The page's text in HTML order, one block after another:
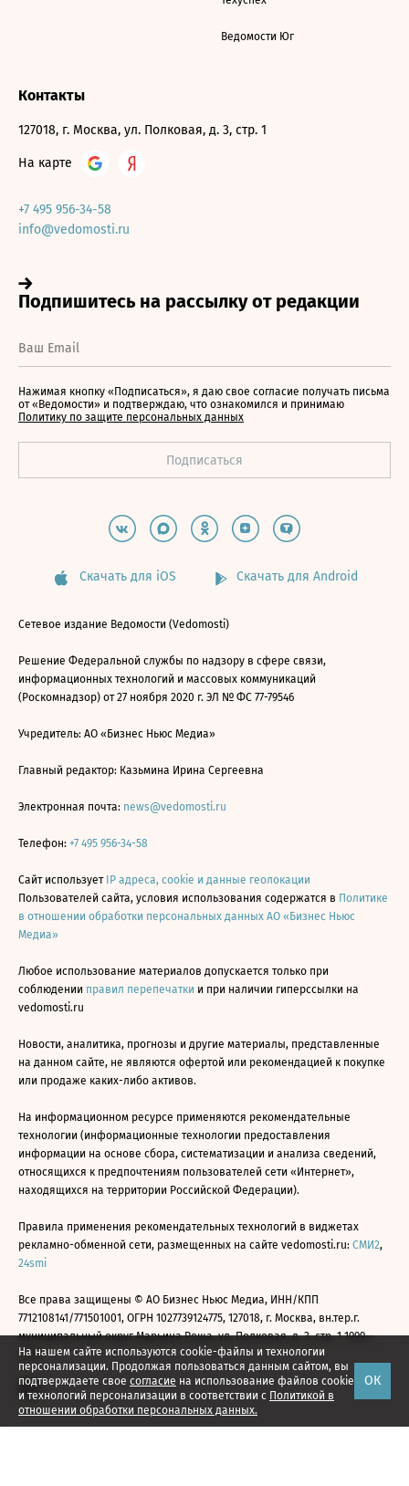
На нашем сайте используются cookie-файлы и технологии
персонализации. Продолжая пользоваться данным сайтом, вы
подтверждаете свое согласие на использование файлов cookie
и технологий персонализации в соответствии с Политикой в
отношении обработки персональных данных.
ОК
Ведомости Юг
Контакты
127018, г. Москва, ул. Полковая, д. 3, стр. 1
На карте
+7 495 956-34-58
info@vedomosti.ru
Нажимая кнопку «Подписаться», я даю свое согласие получать письма
от «Ведомости» и подтверждаю, что ознакомился и принимаю
Политику по защите персональных данных
Скачать для iOS Скачать для Android
Сетевое издание Ведомости (Vedomosti)
Решение Федеральной службы по надзору в сфере связи,
информационных технологий и массовых коммуникаций
(Роскомнадзор) от 27 ноября 2020 г. ЭЛ № ФС 77-79546
Учредитель: АО «Бизнес Ньюс Медиа»
Главный редактор: Казьмина Ирина Сергеевна
Электронная почта: news@vedomosti.ru
Телефон: +7 495 956-34-58
Сайт использует IP адреса, cookie и данные геолокации
Пользователей сайта, условия использования содержатся в Политике
в отношении обработки персональных данных АО «Бизнес Ньюс
Медиа»
Любое использование материалов допускается только при
соблюдении правил перепечатки и при наличии гиперссылки на
vedomosti.ru
Новости, аналитика, прогнозы и другие материалы, представленные
на данном сайте, не являются офертой или рекомендацией к покупке
или продаже каких-либо активов.
На информационном ресурсе применяются рекомендательные
технологии (информационные технологии предоставления
информации на основе сбора, систематизации и анализа сведений,
относящихся к предпочтениям пользователей сети «Интернет»,
находящихся на территории Российской Федерации).
Правила применения рекомендательных технологий в виджетах
рекламно-обменной сети, размещенных на сайте vedomosti.ru: СМИ2,
24smi
Все права защищены © АО Бизнес Ньюс Медиа, ИНН/КПП
7712108141/771501001, ОГРН 1027739124775, 127018, г. Москва, вн.тер.г.
муниципальный округ Марьина Роща, ул. Полковая, д. 3, стр. 1 1999—
2026